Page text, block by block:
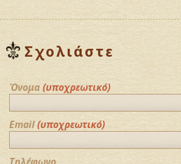
Σχολιάστε
Όνομα (υποχρεωτικό)
Email(υποχρεωτικό)